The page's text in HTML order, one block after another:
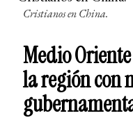
Cristianos en China.
Medio
la región con